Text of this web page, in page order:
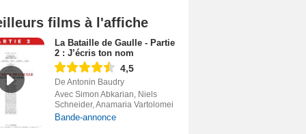
films à l'affiche
La Bataille de Gaulle - Partie
2 : J’écris ton nom
4,5
De Antonin Baudry
Avec Simon Abkarian, Niels
Schneider, Anamaria Vartolomei
Bande-annonce